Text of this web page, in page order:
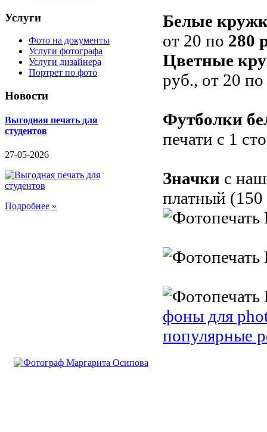
Услуги
Фото на документы
Услуги фотографа
Услуги дизайнера
Портрет по фото
Новости
Выгодная печать для
студентов
27-05-2026
Подробнее »
Белые
от 20 по 280
Цветные
руб., от 20 по
Футболки
печати с 1
Значки с
платный
фоны для
популярные